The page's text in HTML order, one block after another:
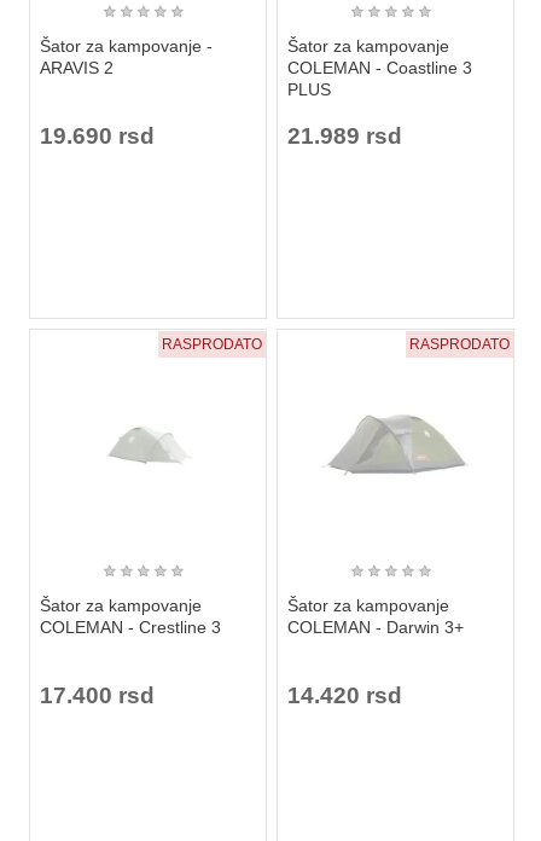
★ ★ ★ ★ ★
Šator za kampovanje -
ARAVIS 2
19.690 rsd
★ ★ ★ ★ ★
Šator za kampovanje
COLEMAN - Coastline 3
PLUS
21.989 rsd
RASPRODATO
★ ★ ★ ★ ★
Šator za kampovanje
COLEMAN - Crestline 3
17.400 rsd
RASPRODATO
★ ★ ★ ★ ★
Šator za kampovanje
COLEMAN - Darwin 3+
14.420 rsd